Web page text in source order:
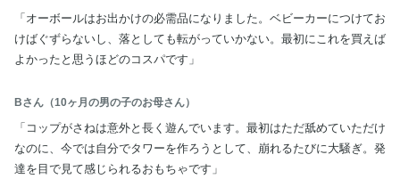
「オーボールはお出かけの必需品になりました。ベビーカーにつけてお
けばぐずらないし、落としても転がっていかない。最初にこれを買えば
よかったと思うほどのコスパです」
Bさん（10ヶ月の男の子のお母さん）
「コップがさねは意外と長く遊んでいます。最初はただ舐めていただけ
なのに、今では自分でタワーを作ろうとして、崩れるたびに大騒ぎ。発
達を目で見て感じられるおもちゃです」